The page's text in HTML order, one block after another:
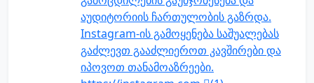
აუდიტორიის ჩართულობის გაზრდა.
Instagram-ის გამოყენება საშუალებას
გაძლევთ გააძლიეროთ კავშირები და
იპოვოთ თანამოაზრეები.